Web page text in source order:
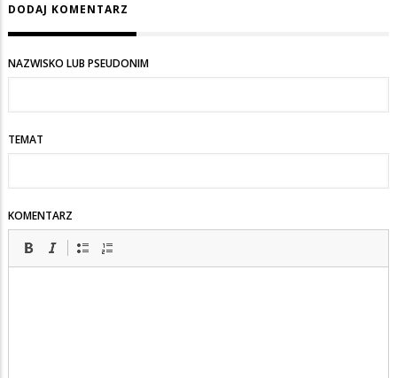
DODAJ KOMENTARZ
NAZWISKO LUB PSEUDONIM
TEMAT
KOMENTARZ